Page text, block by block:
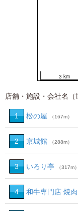
3 km
店舗・施設・会社名（
1 松の屋 （167m）
2 京城館 （288m）
3 いろり亭 （317m）
4 和牛専門店 焼